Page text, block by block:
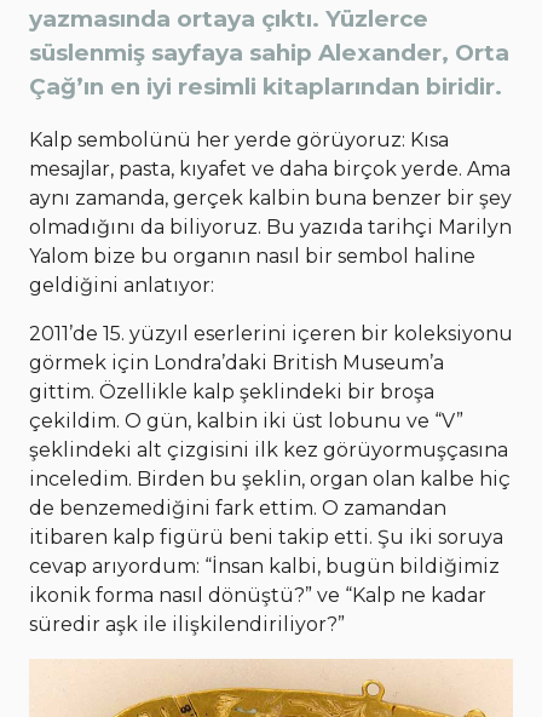
yazmasında ortaya çıktı. Yüzlerce
süslenmiş sayfaya sahip Alexander, Orta
Çağ’ın en iyi resimli kitaplarından biridir.
Kalp sembolünü her yerde görüyoruz: Kısa
mesajlar, pasta, kıyafet ve daha birçok yerde. Ama
aynı zamanda, gerçek kalbin buna benzer bir şey
olmadığını da biliyoruz. Bu yazıda tarihçi Marilyn
Yalom bize bu organın nasıl bir sembol haline
geldiğini anlatıyor:
2011’de 15. yüzyıl eserlerini içeren bir koleksiyonu
görmek için Londra’daki British Museum’a
gittim. Özellikle kalp şeklindeki bir broşa
çekildim. O gün, kalbin iki üst lobunu ve “V”
şeklindeki alt çizgisini ilk kez görüyormuşçasına
inceledim. Birden bu şeklin, organ olan kalbe hiç
de benzemediğini fark ettim. O zamandan
itibaren kalp figürü beni takip etti. Şu iki soruya
cevap arıyordum: “İnsan kalbi, bugün bildiğimiz
ikonik forma nasıl dönüştü?” ve “Kalp ne kadar
süredir aşk ile ilişkilendiriliyor?”